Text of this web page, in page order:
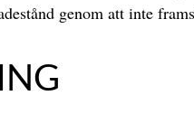
genom att inte